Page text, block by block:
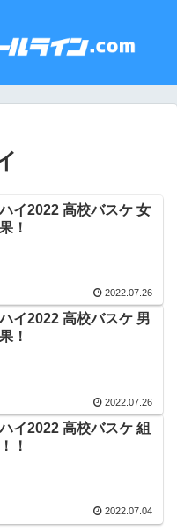
イ2022 高校バスケ 女
！
2022.07.26
イ2022 高校バスケ 男
！
2022.07.26
イ2022 高校バスケ 組
！
2022.07.04